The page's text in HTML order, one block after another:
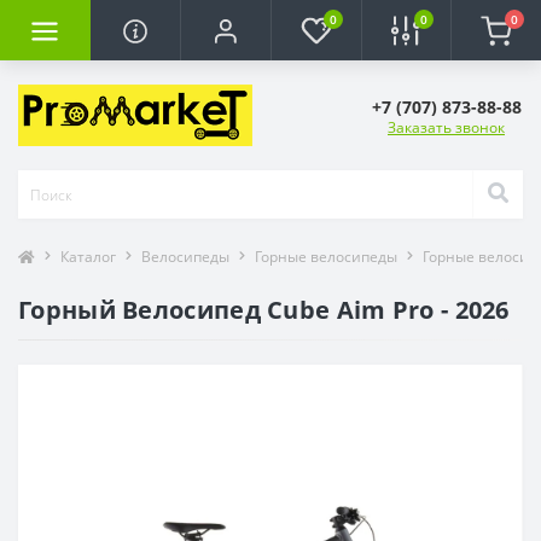
0 0 0
+7 (707) 873-88-88
Заказать звонок
Каталог Велосипеды Горные велосипеды Горные
Горный Велосипед Cube Aim Pro - 2026